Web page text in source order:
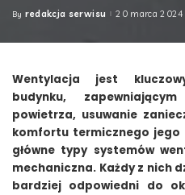
Posted
By redakcja serwisu 20 marca 2024
Wentylacja jest
budynku,
powietrza, usuwanie
komfortu termicznego jego
główne typy systemów
mechaniczna. Każdy z nich
bardziej odpowiedni do